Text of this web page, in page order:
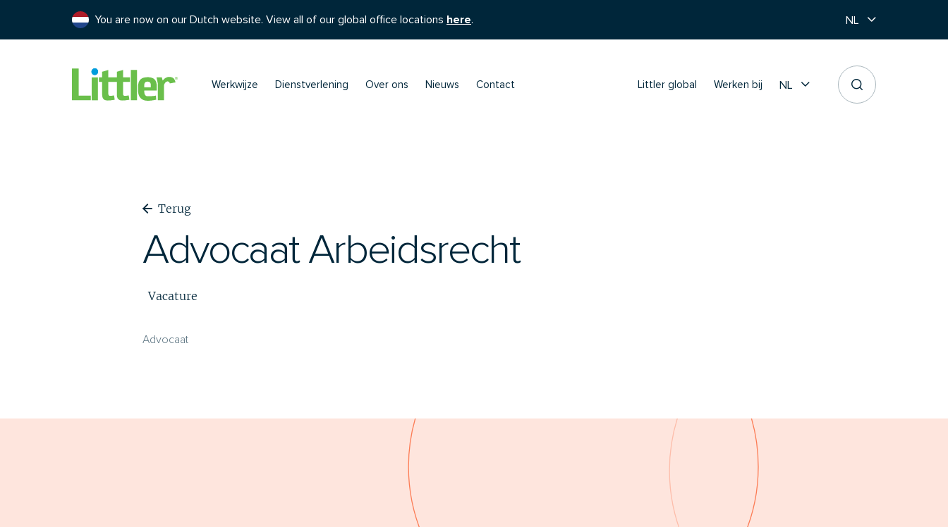
You are now on our Dutch website. View all of our global office locations here. NL
Werkwijze Dienstverlening Over ons Nieuws Contact Littler global Werken bij NL
Terug
Advocaat Arbeidsrecht
Vacature
Advocaat